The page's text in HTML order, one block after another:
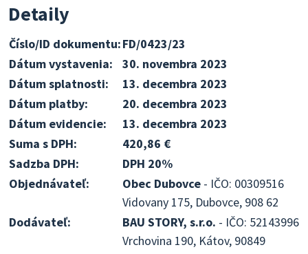
Detaily
Číslo/ID dokumentu:FD/0423/23
Dátum vystavenia:
30. novembra 2023
Dátum splatnosti:
13. decembra 2023
Dátum platby:
20. decembra 2023
Dátum evidencie:
13. decembra 2023
Suma s DPH:
420,86 €
Sadzba DPH:
DPH 20%
Objednávateľ:
Obec Dubovce - IČO: 00309516
Vidovany 175, Dubovce, 908 62
Dodávateľ:
BAU STORY, s.r.o. - IČO: 52143996
Vrchovina 190, Kátov, 90849